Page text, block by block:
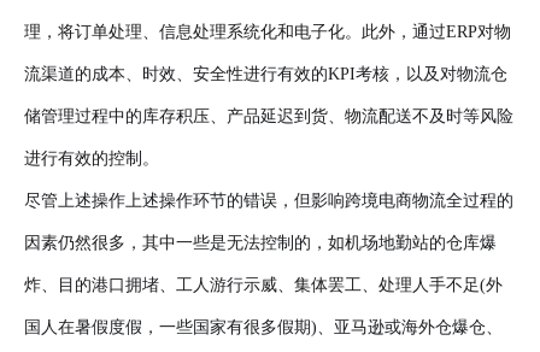
理，将订单处理、信息处理系统化和电子化。此外，通过ERP对物
流渠道的成本、时效、安全性进行有效的KPI考核，以及对物流仓
储管理过程中的库存积压、产品延迟到货、物流配送不及时等风险
进行有效的控制。
尽管上述操作上述操作环节的错误，但影响跨境电商物流全过程的
因素仍然很多，其中一些是无法控制的，如机场地勤站的仓库爆
炸、目的港口拥堵、工人游行示威、集体罢工、处理人手不足(外
国人在暑假度假，一些国家有很多假期)、亚马逊或海外仓爆仓、